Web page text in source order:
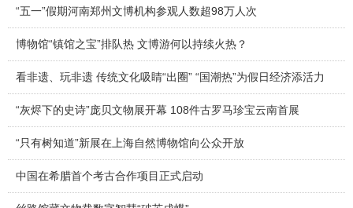
“五一”假期河南郑州文博机构参观人数超98万人次
博物馆“镇馆之宝”排队热 文博游何以持续火热？
看非遗、玩非遗 传统文化吸睛“出圈” “国潮热”为假日经济添活力
“灰烬下的史诗”庞贝文物展开幕 108件古罗马珍宝云南首展
“只有树知道”新展在上海自然博物馆向公众开放
中国在希腊首个考古合作项目正式启动